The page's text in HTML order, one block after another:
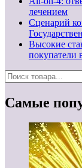
лечением
Сценарий
Высокие
покупатели
Самые